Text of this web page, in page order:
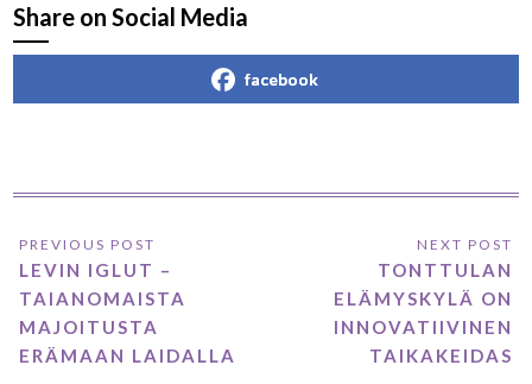
Share on Social Media
facebook
LEVIN IGLUT –
TAIANOMAISTA
MAJOITUSTA
ERÄMAAN LAIDALLA
TONTTULAN
ELÄMYSKYLÄ ON
INNOVATIIVINEN
TAIKAKEIDAS